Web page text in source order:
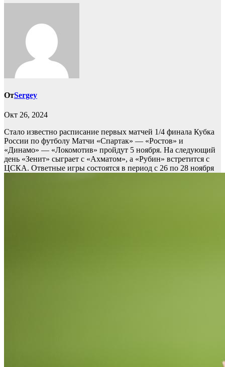
ОтSergey
Окт 26, 2024
Стало известно расписание первых матчей 1/4 финала Кубка
России по футболу Матчи «Спартак» — «Ростов» и
«Динамо» — «Локомотив» пройдут 5 ноября. На следующий
день «Зенит» сыграет с «Ахматом», а «Рубин» встретится с
ЦСКА. Ответные игры состоятся в период с 26 по 28 ноября